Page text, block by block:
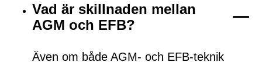
Vad är skillnaden mellan
AGM och EFB?
Även om både AGM- och EFB-teknik